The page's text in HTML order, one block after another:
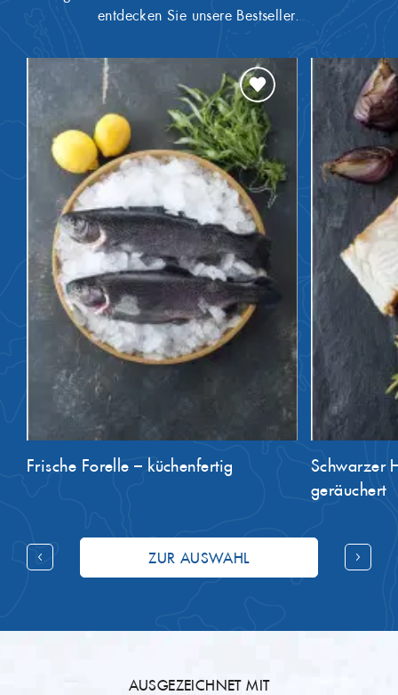
entdecken Sie unsere Bestseller.
Frische Forelle – küchenfertig
Schwarzer
geräuchert
ZUR AUSWAHL
AUSGEZEICHNET MIT